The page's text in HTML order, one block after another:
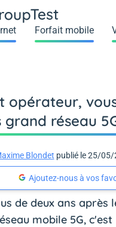
Forfait mobile
opérateur,
grand réseau
Blondet publié le 25/
Ajoutez-nous à vos
de deux ans après
mobile 5G,